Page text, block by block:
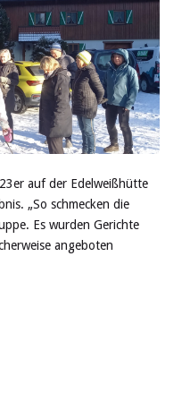
auf der Edelweißhütte
„So schmecken die
Es wurden Gerichte
angeboten